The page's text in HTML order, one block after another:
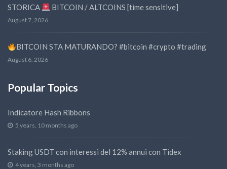
STORICA
BITCOIN / ALTCOINS [time sensitive]
August 7, 2026
BITCOIN STA MATURANDO? #bitcoin #crypto #trading
August 6, 2026
Popular Topics
Indicatore Hash Ribbons
5 years, 10 months ago
Staking USDT con interessi del 12% annui con Tidex
4 years, 3 months ago